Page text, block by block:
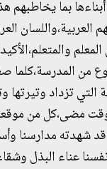
بما يخاطبهم
من
تزداد
مضى،كل من
مدارسنا
عناء البذل